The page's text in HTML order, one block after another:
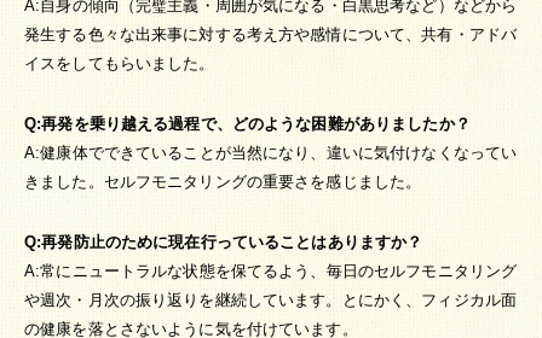
A:自身の傾向（完璧主義・周囲が気になる・白黒思考など）などから
発生する色々な出来事に対する考え方や感情について、共有・アドバ
イスをしてもらいました。
Q:再発を乗り越える過程で、どのような困難がありましたか？
A:健康体でできていることが当然になり、違いに気付けなくなってい
きました。セルフモニタリングの重要さを感じました。
Q:再発防止のために現在行っていることはありますか？
A:常にニュートラルな状態を保てるよう、毎日のセルフモニタリング
や週次・月次の振り返りを継続しています。とにかく、フィジカル面
の健康を落とさないように気を付けています。